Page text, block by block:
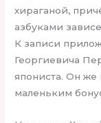
хираганой,
азбуками
К записи
Георгиевича
япониста. Он же
маленьким